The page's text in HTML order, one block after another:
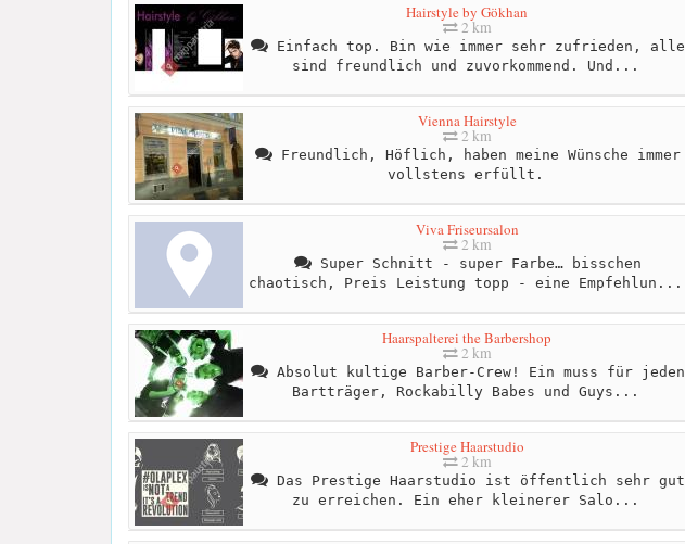
Hairstyle by Gökhan
2 km
Einfach top. Bin wie immer sehr zufrieden, alle
sind freundlich und zuvorkommend. Und...
Vienna Hairstyle
2 km
Freundlich, Höflich, haben meine Wünsche immer
vollstens erfüllt.
Viva Friseursalon
2 km
Super Schnitt - super Farbe… bisschen
chaotisch, Preis Leistung topp - eine Empfehlun...
Haarspalterei the Barbershop
2 km
Absolut kultige Barber-Crew! Ein muss für jeden
Bartträger, Rockabilly Babes und Guys...
Prestige Haarstudio
2 km
Das Prestige Haarstudio ist öffentlich sehr gut
zu erreichen. Ein eher kleinerer Salo...